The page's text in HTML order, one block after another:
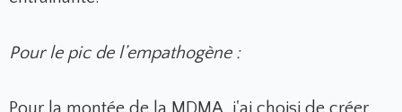
Pour le pic de l’empathogène :